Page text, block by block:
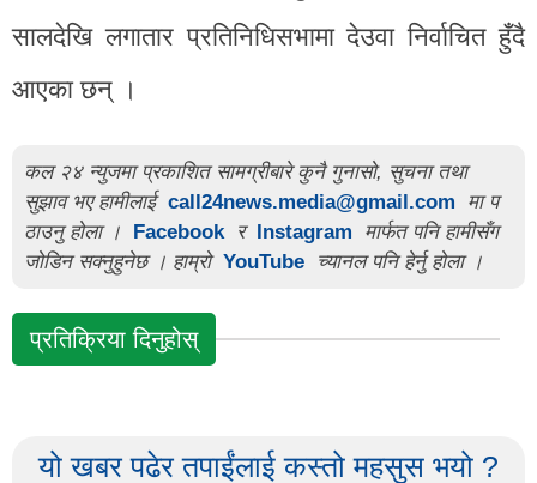
सालदेखि लगातार प्रतिनिधिसभामा देउवा निर्वाचित हुँदै
आएका छन् ।
कल २४ न्युजमा प्रकाशित सामग्रीबारे कुनै गुनासो, सुचना तथा
सुझाव भए हामीलाई call24news.media@gmail.com
मा प
ठाउनु होला ।
Facebook र Instagram
मार्फत पनि हामीसँग
जोडिन सक्नुहुनेछ । हाम्रो YouTube च्यानल पनि हेर्नु होला ।
प्रतिक्रिया दिनुहोस्
यो खबर पढेर तपाईंलाई कस्तो महसुस भयो ?